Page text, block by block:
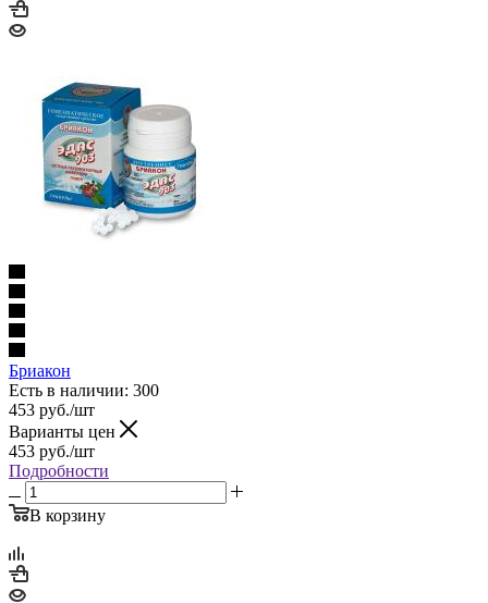
Бриакон
Есть в наличии: 300
453 руб./шт
Варианты цен
453 руб./шт
Подробности
В корзину